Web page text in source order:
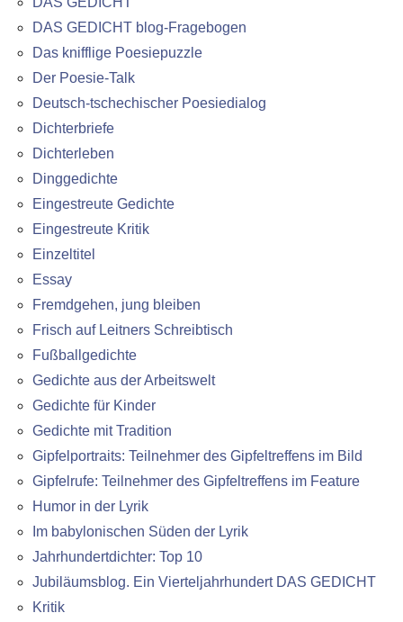
DAS GEDICHT blog-Fragebogen
Das knifflige Poesiepuzzle
Der Poesie-Talk
Deutsch-tschechischer Poesiedialog
Dichterbriefe
Dichterleben
Dinggedichte
Eingestreute Gedichte
Eingestreute Kritik
Einzeltitel
Essay
Fremdgehen, jung bleiben
Frisch auf Leitners Schreibtisch
Fußballgedichte
Gedichte aus der Arbeitswelt
Gedichte für Kinder
Gedichte mit Tradition
Gipfelportraits: Teilnehmer des Gipfeltreffens im Bild
Gipfelrufe: Teilnehmer des Gipfeltreffens im Feature
Humor in der Lyrik
Im babylonischen Süden der Lyrik
Jahrhundertdichter: Top 10
Jubiläumsblog. Ein Vierteljahrhundert DAS GEDICHT
Kritik